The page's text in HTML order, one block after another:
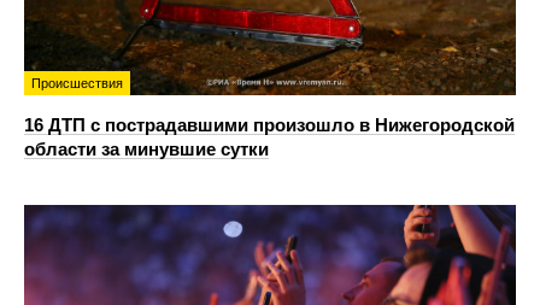
Происшествия
16 ДТП с пострадавшими произошло в Нижегородской
области за минувшие сутки